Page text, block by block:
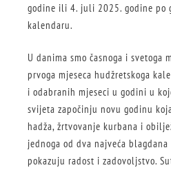
godine ili 4. juli 2025. godine po
kalendaru.
U danima smo časnoga i svetoga
prvoga mjeseca hudžretskoga
i odabranih mjeseci u godini u
svijeta započinju novu godinu
hadža, žrtvovanje kurbana i
jednoga od dva najveća
pokazuju radost i zadovoljstvo.